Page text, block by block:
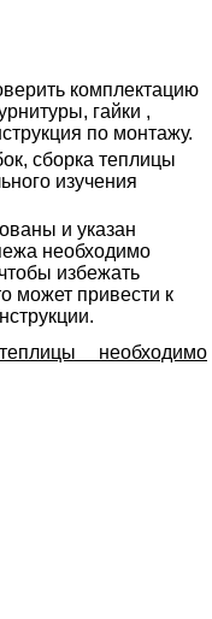
комплектацию
гайки ,
по монтажу.
сборка теплицы
изучения
и указан
необходимо
избежать
может привести к
необходимо